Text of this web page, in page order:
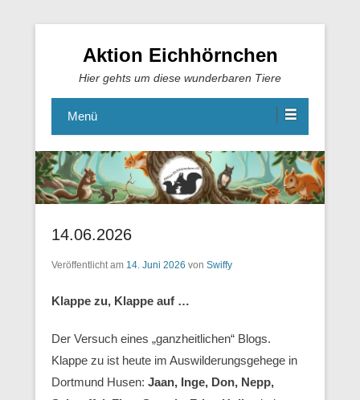
Aktion Eichhörnchen
Hier gehts um diese wunderbaren Tiere
Menü
14.06.2026
Veröffentlicht am 14. Juni 2026 von Swiffy
Klappe zu, Klappe auf …
Der Versuch eines „ganzheitlichen“ Blogs.
Klappe zu ist heute im Auswilderungsgehege in
Dortmund Husen: Jaan, Inge, Don, Nepp,